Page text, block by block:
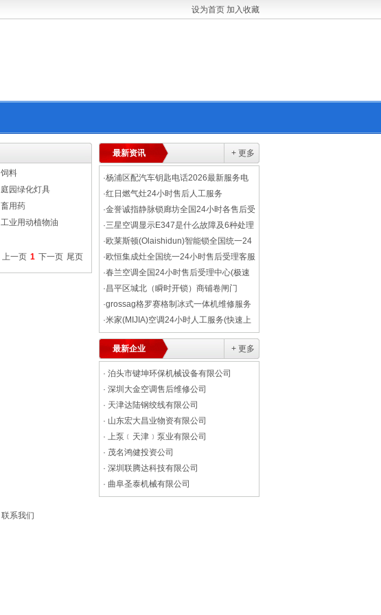
设为首页 加入收藏
饲料
庭园绿化灯具
畜用药
工业用动植物油
上一页 1 下一页 尾页
最新资讯 + 更多
·杨浦区配汽车钥匙电话2026最新服务电
话！
·红日燃气灶24小时售后人工服务
(2026+正式发布)
·金誉诚指静脉锁廊坊全国24小时各售后受
理客服中心(2026汇总)
·三星空调显示E347是什么故障及6种处理
解决方法
·欧莱斯顿(Olaishidun)智能锁全国统一24
小时售后服务人工电话上线（2026最新推
出）
·欧恒集成灶全国统一24小时售后受理客服
热线(极速上门)
·春兰空调全国24小时售后受理中心(极速
上门)
·昌平区城北（瞬时开锁）商铺卷闸门
锁-15分钟极速开锁
·grossag格罗赛格制冰式一体机维修服务
点中心【全新上线】
·米家(MIJIA)空调24小时人工服务(快速上
门)
最新企业
+ 更多
· 泊头市键坤环保机械设备有限公司
· 深圳大金空调售后维修公司
· 天津达陆钢绞线有限公司
· 山东宏大昌业物资有限公司
· 上泵﹝天津﹞泵业有限公司
· 茂名鸿健投资公司
· 深圳联腾达科技有限公司
· 曲阜圣泰机械有限公司
联系我们